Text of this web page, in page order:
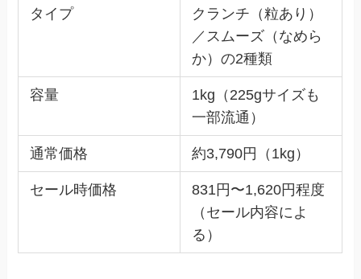
タイプ
クランチ（粒あり）
／スムーズ（なめら
か）の2種類
容量
1kg（225gサイズも
一部流通）
通常価格 約3,790円（1kg）
セール時価格
831円〜1,620円程度
（セール内容によ
る）